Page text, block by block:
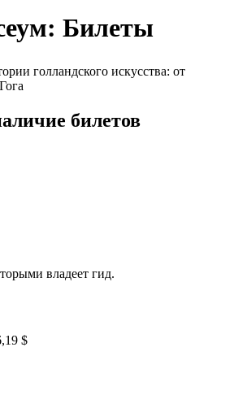
Билеты
голландского искусства: от
билетов
владеет гид.
$